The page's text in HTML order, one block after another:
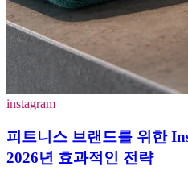
instagram
피트니스 브랜드를 위한
2026년 효과적인 전략